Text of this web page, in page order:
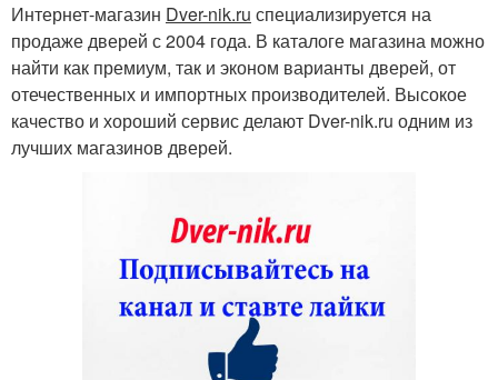
Интернет-магазин Dver-nik.ru специализируется на
продаже дверей с 2004 года. В каталоге магазина можно
найти как премиум, так и эконом варианты дверей, от
отечественных и импортных производителей. Высокое
качество и хороший сервис делают Dver-nik.ru одним из
лучших магазинов дверей.